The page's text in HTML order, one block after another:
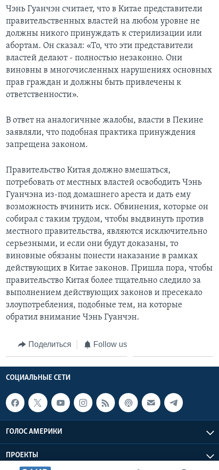
Чэнь Гуанчэн считает, что в Китае представители
правительственных властей на любом уровне не
должны никого принуждать к стерилизации или
абортам. Он сказал: «То, что эти представители
властей делают - полностью незаконно. Они
виновны в многочисленных нарушениях основных
прав граждан и должны быть привлечены к
ответственности».
В ответ на аналогичные жалобы, власти в Пекине
заявляли, что подобная практика принуждения
запрещена законом.
Правительство Китая должно вмешаться,
потребовать от местных властей освободить Чэнь
Гуанчэна из-под домашнего ареста и дать ему
возможность вчинить иск. Обвинения, которые он
собирал с таким трудом, чтобы выдвинуть против
местного правительства, являются исключительно
серьезными, и если они будут доказаны, то
виновные обязаны понести наказание в рамках
действующих в Китае законов. Пришла пора, чтобы
правительство Китая более тщательно следило за
выполнением действующих законов и пресекало
злоупотребления, подобные тем, на которые
обратил внимание Чэнь Гуанчэн.
Поделиться Follow us
СОЦИАЛЬНЫЕ СЕТИ
ГОЛОС АМЕРИКИ
ПРОЕКТЫ